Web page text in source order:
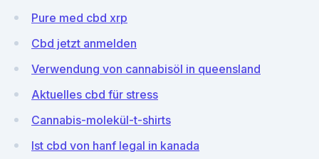
Pure med cbd xrp
Cbd jetzt anmelden
Verwendung von cannabisöl in queensland
Aktuelles cbd für stress
Cannabis-molekül-t-shirts
Ist cbd von hanf legal in kanada